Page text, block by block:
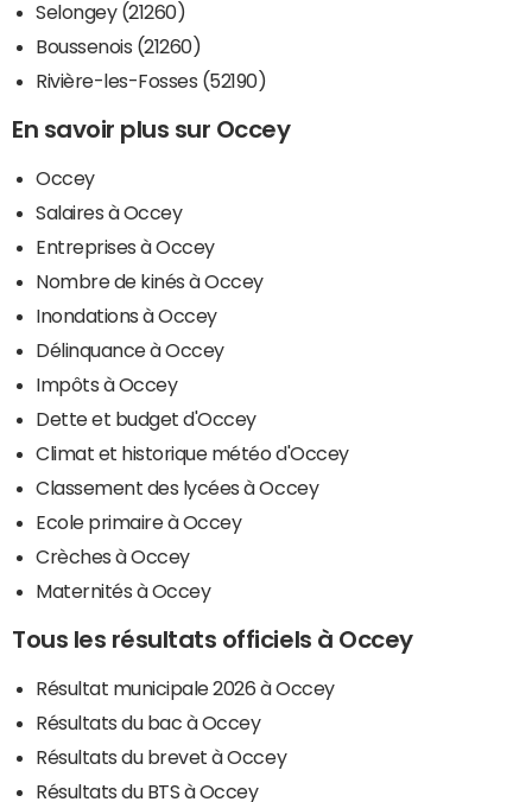
Selongey (21260)
Boussenois (21260)
Rivière-les-Fosses (52190)
En savoir plus sur Occey
Occey
Salaires à Occey
Entreprises à Occey
Nombre de kinés à Occey
Inondations à Occey
Délinquance à Occey
Impôts à Occey
Dette et budget d'Occey
Climat et historique météo d'Occey
Classement des lycées à Occey
Ecole primaire à Occey
Crèches à Occey
Maternités à Occey
Tous les résultats officiels à Occey
Résultat municipale 2026 à Occey
Résultats du bac à Occey
Résultats du brevet à Occey
Résultats du BTS à Occey